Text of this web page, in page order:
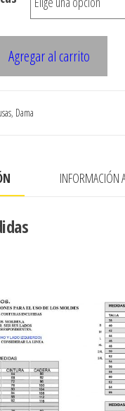
Agregar al carrito
, Dama
INFORMACIÓN